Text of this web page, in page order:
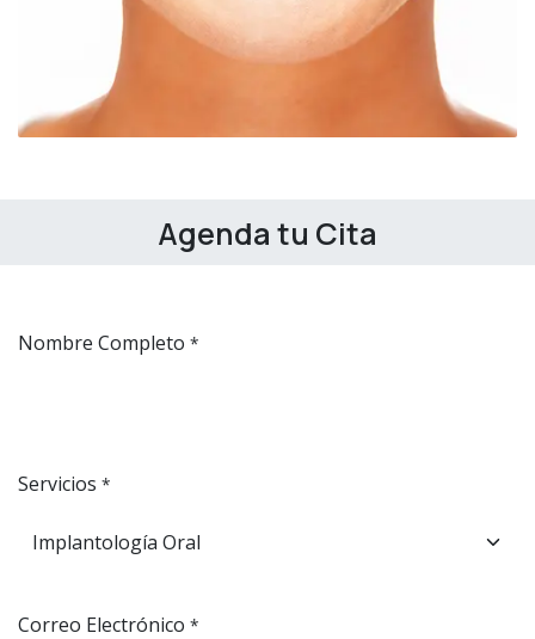
Agenda tu Cita
Nombre Completo *
Servicios *
Correo Electrónico *